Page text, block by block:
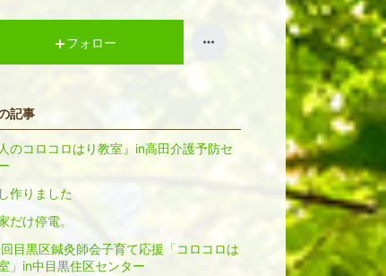
フォロー
記事
人のコロコロはり教室』in高田介護予防セ
作りました
だけ停電。
目黒区鍼灸師会子育て応援「コロコロは
」in中目黒住区センター